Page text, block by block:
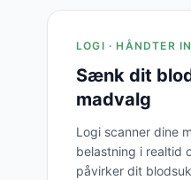
LOGI · HÅNDTER
Sænk dit
madvalg
Logi scanner dine
belastning i realtid
påvirker dit